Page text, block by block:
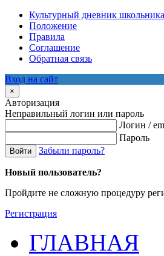
Культурный дневник школьника
Положение
Правила
Соглашение
Обратная связь
Вход на сайт
×
Авторизация
Неправильный логин или пароль
Логин /
Пароль
Войти Забыли пароль?
Новый пользователь?
Пройдите не сложную процедуру
Регистрация
ГЛАВНАЯ